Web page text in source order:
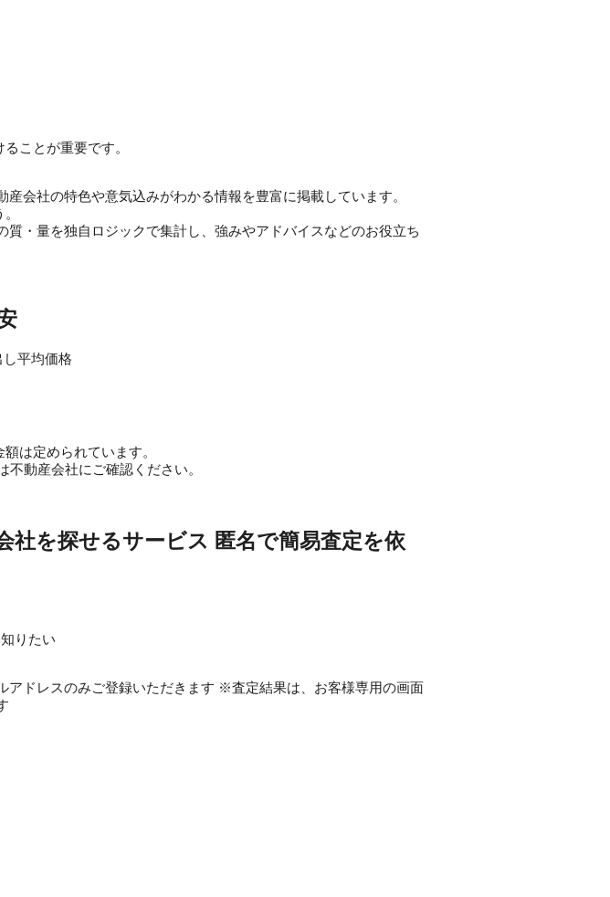
ことが重要です。
会社の特色や意気込みがわかる情報を豊富に掲載しています。
・量を独自ロジックで集計し、強みやアドバイスなどのお役立ち
し平均価格
は定められています。
動産会社にご確認ください。
社を探せるサービス 匿名で簡易査定を依
りたい
ドレスのみご登録いただきます ※査定結果は、お客様専用の画面